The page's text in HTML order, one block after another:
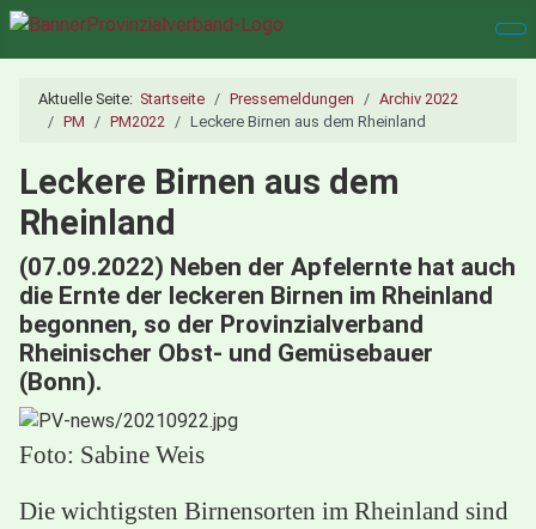
Aktuelle Seite: Startseite Pressemeldungen
Archiv 2022
PM
PM2022 Leckere Birnen aus dem Rheinland
Leckere Birnen aus dem
Rheinland
(07.09.2022) Neben der Apfelernte hat auch
die Ernte der leckeren Birnen im Rheinland
begonnen, so der Provinzialverband
Rheinischer Obst- und Gemüsebauer
(Bonn).
Foto: Sabine Weis
Die wichtigsten Birnensorten im Rheinland sind